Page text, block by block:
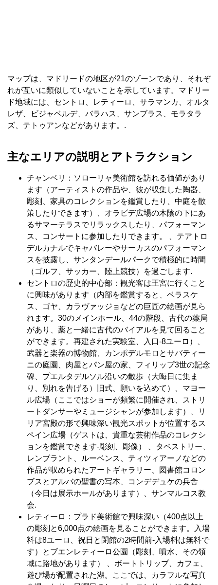
マップは、マドリードの地区が21のゾーンであり、それぞ
れが互いに類似していないことを示しています。マドリー
ド地域には、セントロ、レティーロ、サラマンカ、オルタ
レザ、ビジャベルデ、バラハス、サンブラス、モラタラ
ズ、テトゥアンなどがあります。.
主なエリアの説明とアトラクション
チャンベリ：ソローリャ美術館を訪れる価値があり
ます（アーティストの作品や、彼が収集した陶器、
彫刻、家具のコレクションを鑑賞したり、中庭を散
策したりできます）、オラビデ広場の木陰の下にあ
るサマーテラスでリラックスしたり、パフォーマン
ス、コンサートに参加したりできます。 、テアトロ
デルカナルでキャバレーやサーカスのパフォーマン
スを披露し、サンタンデールパークで積極的に時間
（​​ゴルフ、サッカー、陸上競技）を過ごします.
セントロの歴史的中心部：観光客は王宮に行くこと
に興味があります（内部を鑑賞すると、ベラスケ
ス、ゴヤ、カラヴァッジョなどの巨匠の絵画が見ら
れます。30のメインホール、44の階段、古代の薬局
があり、薬と一緒に古代のバイアルを見て回ること
ができます。再建された実験室、入口-8ユーロ）、
武器と楽器の博物館、カンポデルモロとサバティー
ニの庭園、肉屋とパン屋の家、フィリップ3世の記念
碑、プエルタデルソル沿いの散歩（大晦日に集ま
り、別れを告げる）旧式、願いを込めて）、マヨー
ル広場（ここではショーが頻繁に開催され、ストリ
ートダンサーやミュージシャンが参加します）、リ
リア宮殿の形で興味深い観光スポットが位置するス
ペイン広場（ゲストは、貴重な芸術作品のコレクシ
ョンを鑑賞できます-彫刻、彫像） 、タペストリー、
レンブラント、ルーベンス、ティツィアーノなどの
作品が収められたアートギャラリー、図書館コロン
ブスとアルバの聖書の写本、コンデデュケの兵舎
（今日は展示ホールがあります）、サンマルコス教
会.
レティーロ：プラド美術館で興味深い（400点以上
の彫刻と6,000点の絵画を見ることができます。入場
料は8ユーロ、祝日と閉館の2時間前-入場料は無料で
す）とブエンレティーロ公園（彫刻、噴水、その領
域に路地があります） 、ボートトリップ、カフェ、
遊び場が配置された湖。ここでは、カラフルな写真